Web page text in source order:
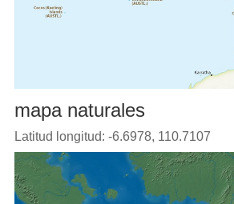
mapa naturales
Latitud longitud: -6.6978, 110.7107